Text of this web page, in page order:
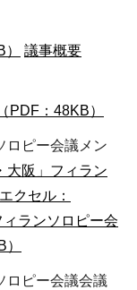
議事概要
PDF：48KB）
ロピー会議メン
大阪」フィラン
クセル：
ィランソロピー会
ロピー会議会議